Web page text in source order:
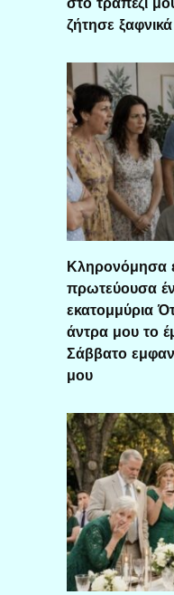
ζήτησε
Κληρονόμησα
πρωτεύουσα
εκατομμύρια
άντρα μου το
Σάββατο
μου